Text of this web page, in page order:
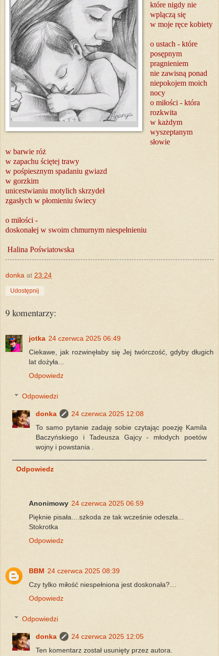
które nigdy nie
wplączą się
w moje ręce kobiety
o ustach - które
posępnym
pragnieniem
nie zawisną ponad
niepokojem moich
nocy
o miłości - która
rozkwita
w każdym
wyszeptanym
słowie
w barwie róż
w zapachu ściętej trawy
w pośpiesznym spadaniu gwiazd
w gorzkim
unicestwianiu motylich skrzydeł
zgasłych w płomieniu świecy
o miłości -
doskonałej w swoim chmurnym niespełnieniu
Halina Poświatowska
donka at 23:24
Udostępnij
9 komentarzy:
jotka 24 czerwca 2025 06:49
Ciekawe, jak rozwinęłaby się Jej twórczość, gdyby długich
lat dożyła...
Odpowiedz
Odpowiedzi
donka
24 czerwca 2025 12:08
To samo pytanie zadaję sobie czytając poezję Kamila
Baczyńskiego i Tadeusza Gajcy - młodych poetów
wojny i powstania .
Odpowiedz
Anonimowy 24 czerwca 2025 06:59
Pięknie pisała....szkoda ze tak wcześnie odeszła...
Stokrotka
Odpowiedz
BBM 24 czerwca 2025 08:39
Czy tylko miłość niespełniona jest doskonała?…
Odpowiedz
Odpowiedzi
donka
24 czerwca 2025 12:05
Ten komentarz został usunięty przez autora.